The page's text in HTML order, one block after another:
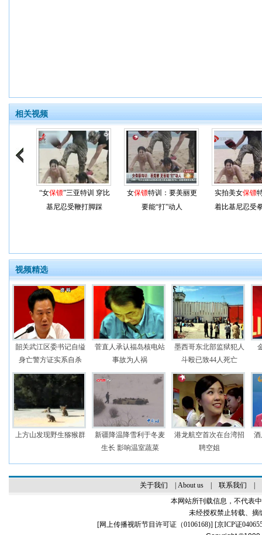
相关视频
“女保镖”三亚特训 穿比
基尼忍受鞭打脚踩
女保镖特训：要美丽更
要能“打”动人
实拍美女保镖
着比基尼忍受
视频精选
韶关武江区委书记自缢
身亡警方证实系自杀
菅直人承认福岛核电站
事故为人祸
墨西哥东北部监狱犯人
斗殴已致44人死亡
上方山发现野生猕猴群
新疆降温降雪利于冬麦
生长 影响温室蔬菜
港龙航空首次在台湾招
聘空姐
关于我们 About us| 联系我们
本网站所刊载信息，不代表
未经授权禁止转载、摘
[网上传播视听节目许可证（0106168)] [京ICP证